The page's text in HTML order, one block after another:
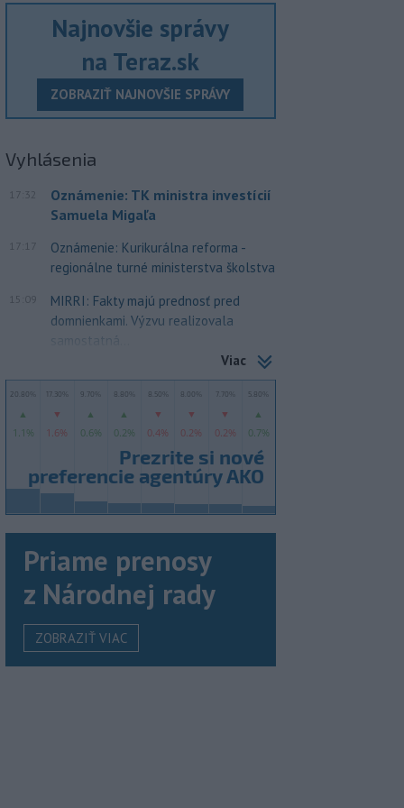
Najnovšie správy
na Teraz.sk
ZOBRAZIŤ NAJNOVŠIE SPRÁVY
Vyhlásenia
17:32
Oznámenie: TK ministra investícií
Samuela Migaľa
17:17
Oznámenie: Kurikurálna reforma -
regionálne turné ministerstva školstva
15:09
MIRRI: Fakty majú prednosť pred
domnienkami. Výzvu realizovala
samostatná...
Viac
Priame prenosy
z Národnej rady
ZOBRAZIŤ VIAC